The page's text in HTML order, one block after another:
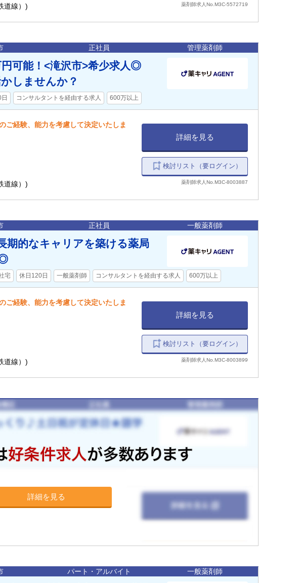
道線）)
薬剤師求人No.M3C-5572719
正社員 管理薬剤師
可能！<滝沢市>希少求人◎
しませんか？
コンサルタントを経由する求人 600万以上
経験、能力を考慮して決定いたしま
道線）)
詳細を見る
検討リスト（要ログイン）
薬剤師求人No.M3C-8003887
正社員 一般薬剤師
期的なキャリアを築ける薬局
宅 休日120日 一般薬剤師 コンサルタントを経由する求人 600万以上
経験、能力を考慮して決定いたしま
道線）)
詳細を見る
検討リスト（要ログイン）
薬剤師求人No.M3C-8003899
詳細を見る
パート・アルバイト 一般薬剤師